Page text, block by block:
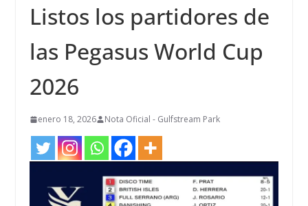
Listos los partidores de
las Pegasus World Cup
2026
enero 18, 2026 Nota Oficial - Gulfstream Park